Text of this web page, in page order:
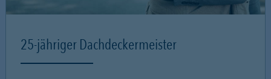
25-jähriger Dachdeckermeister